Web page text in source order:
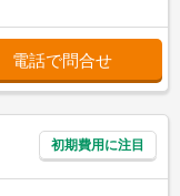
電話で問合せ
初期費用に注目